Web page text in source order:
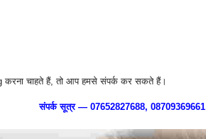
करना चाहते हैं, तो आप हमसे संपर्क कर सकते हैं।
संपर्क सूत्र — 07652827688, 08709369661